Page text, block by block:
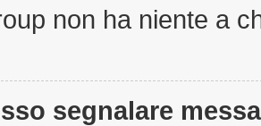
non ha niente a
segnalare